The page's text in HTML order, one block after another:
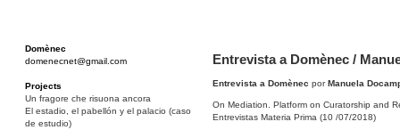
Domènec
domenecnet@gmail.com
Projects
Un fragore che risuona ancora
El estadio, el pabellón y el palacio (caso
de estudio)
Entrevista a Domènec /
Entrevista a Domènec porManuela
On Mediation. Platform on Curatorship and
Entrevistas Materia Prima (10 /07/2018)